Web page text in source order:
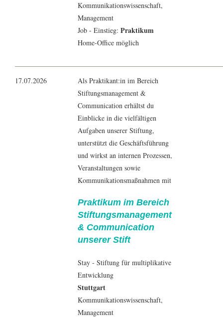
Kommunikationswissenschaft,
Management
Job - Einstieg: Praktikum
Home-Office möglich
17.07.2026
Als Praktikant:in im Bereich
Stiftungsmanagement &
Communication erhältst du
Einblicke in die vielfältigen
Aufgaben unserer Stiftung,
unterstützt die Geschäftsführung
und wirkst an internen Prozessen,
Veranstaltungen sowie
Kommunikationsmaßnahmen mit
Praktikum im Bereich
Stiftungsmanagement
& Communication
unserer Stift
Stay - Stiftung für multiplikative
Entwicklung
Stuttgart
Kommunikationswissenschaft,
Management